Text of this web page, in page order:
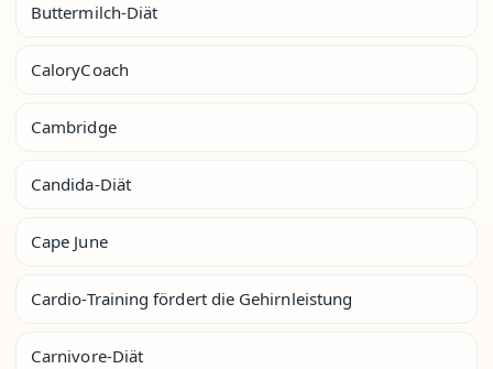
Buttermilch-Diät
CaloryCoach
Cambridge
Candida-Diät
Cape June
Cardio-Training fördert die Gehirnleistung
Carnivore-Diät